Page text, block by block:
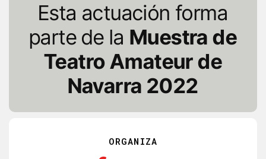
Esta actuación forma
parte de la Muestra de
Teatro Amateur de
Navarra 2022
ORGANIZA